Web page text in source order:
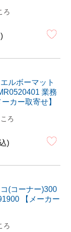
ろ
ルボーマット
業務
カー取寄せ】
ろ
(コーナー)300
【メーカー
ろ